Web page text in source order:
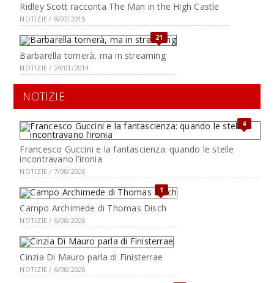
Ridley Scott racconta The Man in the High Castle
NOTIZIE / 8/07/2015
21
Barbarella tornerà, ma in streaming
NOTIZIE / 24/01/2014
NOTIZIE
4
Francesco Guccini e la fantascienza: quando le stelle
incontravano l’ironia
NOTIZIE / 7/08/2026
1
Campo Archimede di Thomas Disch
NOTIZIE / 6/08/2026
Cinzia Di Mauro parla di Finisterrae
NOTIZIE / 6/08/2026